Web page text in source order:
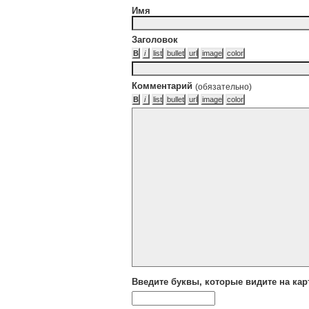
Имя
Заголовок
Комментарий (обязательно)
Введите буквы, которые видите на